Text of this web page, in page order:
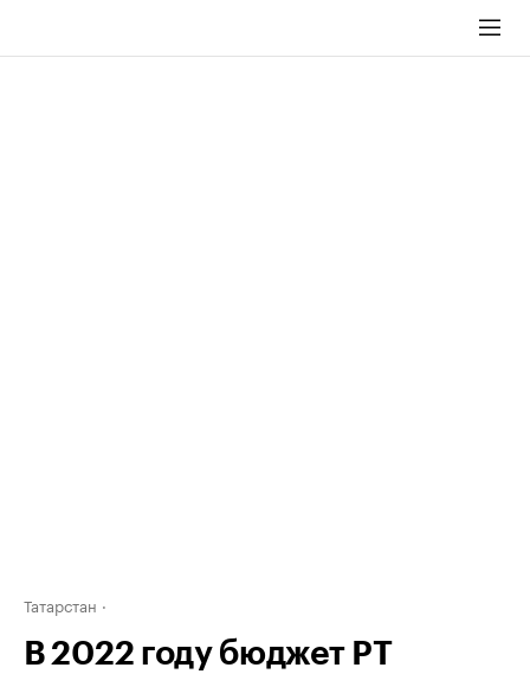
Татарстан
В 2022 году бюджет РТ